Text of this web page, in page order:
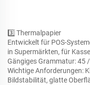
3️⃣ Thermalpapier
Entwickelt für POS-
in Supermärkten, für
Gängiges Grammatur: 45
Wichtige Anforderungen:
Bildstabilität, glatte